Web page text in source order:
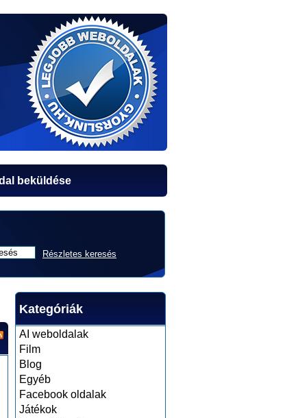
beküldése
Részletes keresés
Kategóriák
AI weboldalak
Film
Blog
Egyéb
Facebook oldalak
Játékok